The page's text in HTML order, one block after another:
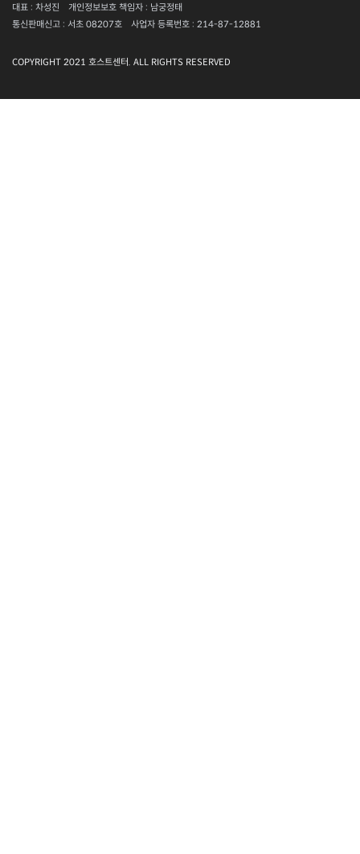
대표 : 차성진
개인정보보호 책임자 : 남궁정태
통신판매신고 : 서초 08207호
사업자 등록번호 : 214-87-12881
COPYRIGHT 2021 호스트센터. ALL RIGHTS RESERVED